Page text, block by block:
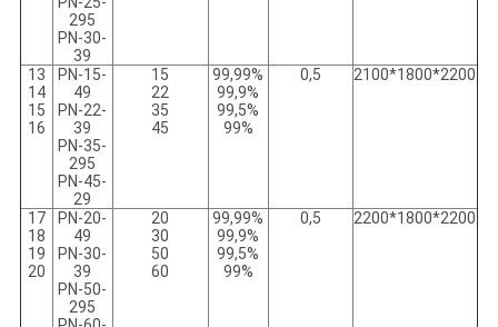
295
PN-30-
39
13
14
15
16
PN-15-
49
PN-22-
39
PN-35-
295
PN-45-
29
15
22
35
45
99,99%
99,9%
99,5%
99%
0,5 2100*1800*2200
17
18
19
20
PN-20-
49
PN-30-
39
PN-50-
295
20
30
50
60
99,99%
99,9%
99,5%
99%
0,5 2200*1800*2200